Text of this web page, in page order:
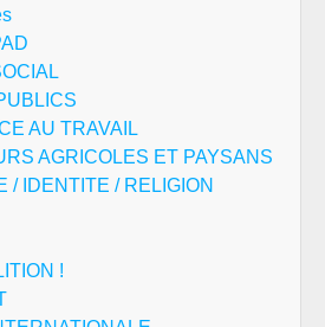
AU TRAVAIL
AGRICOLES ET PAYSANS
/ IDENTITE / RELIGION
!